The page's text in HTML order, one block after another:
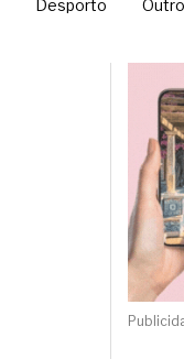
Desporto